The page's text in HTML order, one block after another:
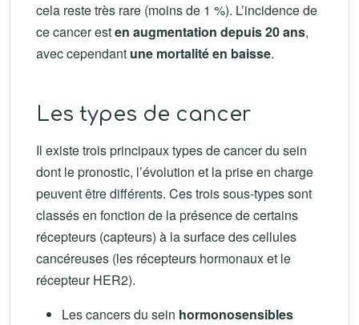
cela reste très rare (moins de 1 %). L’incidence de
ce cancer esten augmentation depuis 20 ans,
avec cependant une mortalité en baisse.
Les types de cancer
Il existe trois principaux types de cancer du sein
dont le pronostic, l’évolution et la prise en charge
peuvent être différents. Ces trois sous-types sont
classés en fonction de la présence de certains
récepteurs (capteurs) à la surface des cellules
cancéreuses (les récepteurs hormonaux et le
récepteur HER2).
Les cancers du sein hormonosensibles